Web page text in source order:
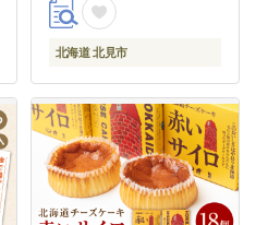
北海道 北見市